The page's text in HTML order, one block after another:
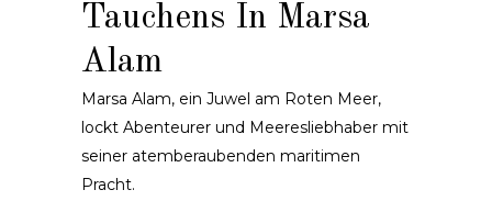
Tauchens In Marsa
Alam
Marsa Alam, ein Juwel am Roten Meer,
lockt Abenteurer und Meeresliebhaber mit
seiner atemberaubenden maritimen
Pracht.